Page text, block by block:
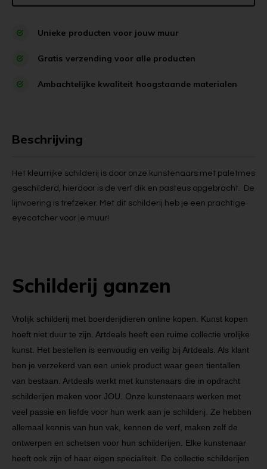
Unieke producten voor jouw muur
Gratis verzending voor alle producten
Ambachtelijke kwaliteit hoogstaande materialen
Beschrijving
Het kleurrijke schilderij is door onze kunstenaars met paletmes
geschilderd, hierdoor is de verf dik en pasteus opgebracht. De
lijnvoering is trefzeker. Met dit schilderij heb je een prachtige
eyecatcher voor je muur!
Schilderij ganzen
Vrolijk schilderij met boerderijdieren online kopen. Kunst kopen
hoeft niet duur te zijn. Artdeals heeft een ruime collectie vrolijke
kunst. Het bestellen is eenvoudig en veilig bij Artdeals. Als klant
ben je verzekerd van een uniek product waar geen tientallen
van bestaan. Artdeals werkt met kunstenaars die in opdracht
schilderijen maken voor JOU. Onze kunstenaars werken met
veel passie en liefde voor hun werk aan je schilderij. Ze hebben
allemaal kennis van hun vak, kennen de verf, maken zelf de
ontwerpen en schetsen voor hun schilderijen. Elke kunstenaar
heeft ook zijn of haar eigen specialiteit. De collectie schilderijen